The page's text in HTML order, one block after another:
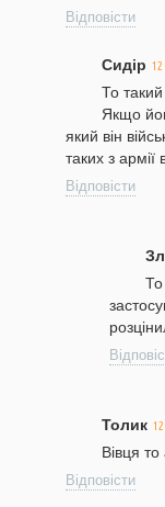
Відповісти
Сидір 12
То
Якщо
який він
таких з армії
Відповісти
Толик
Вівця
Відповісти